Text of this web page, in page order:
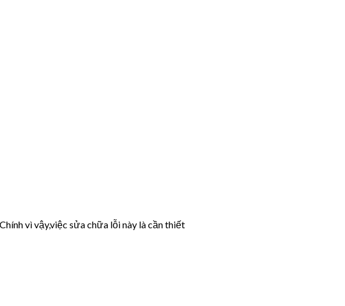
vì vậy,việc sửa chữa lỗi này là cần thiết